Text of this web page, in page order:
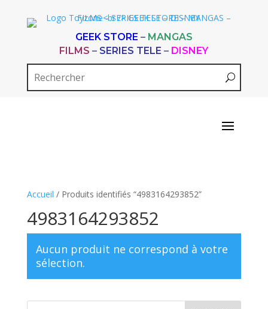
GEEK STORE – MANGAS
FILMS – SERIES TELE – DISNEY
Accueil / Produits identifiés “4983164293852”
4983164293852
Aucun produit ne correspond à votre
sélection.